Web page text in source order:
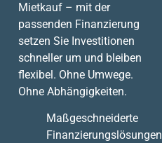
Mietkauf – mit der
passenden Finanzierung
setzen Sie Investitionen
schneller um und bleiben
flexibel. Ohne Umwege.
Ohne Abhängigkeiten.
Maßgeschneiderte
Finanzierungslösungen